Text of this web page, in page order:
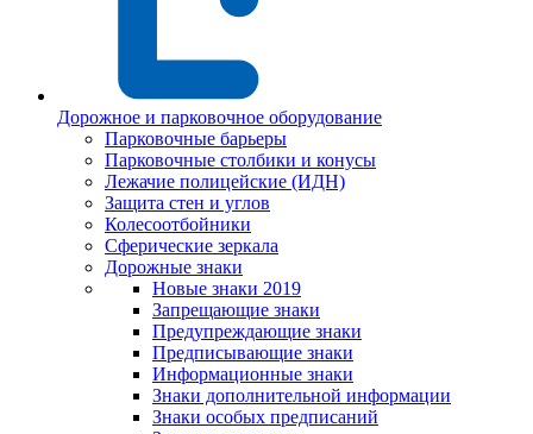
Дорожное и парковочное оборудование
Парковочные барьеры
Парковочные столбики и конусы
Лежачие полицейские (ИДН)
Защита стен и углов
Колесоотбойники
Сферические зеркала
Дорожные знаки
Новые знаки 2019
Запрещающие знаки
Предупреждающие знаки
Предписывающие знаки
Информационные знаки
Знаки дополнительной информации
Знаки особых предписаний